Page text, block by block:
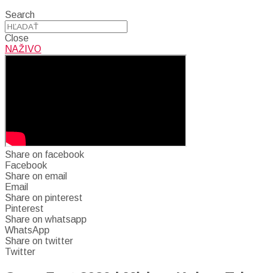
Search
Close
NAŽIVO
Share on facebook
Facebook
Share on email
Email
Share on pinterest
Pinterest
Share on whatsapp
WhatsApp
Share on twitter
Twitter